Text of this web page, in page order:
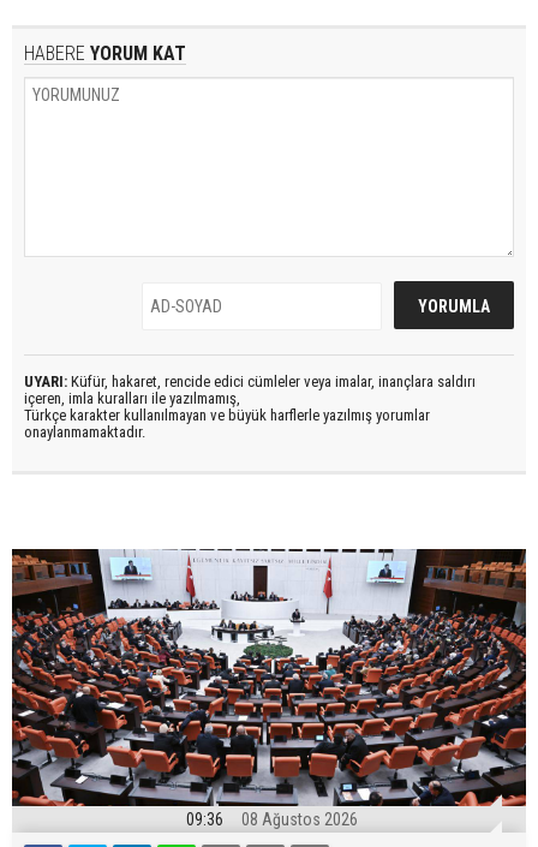
HABERE YORUM KAT
UYARI: Küfür, hakaret, rencide edici cümleler veya imalar, inançlara saldırı
içeren, imla kuralları ile yazılmamış,
Türkçe karakter kullanılmayan ve büyük harflerle yazılmış yorumlar
onaylanmamaktadır.
09:36 08 Ağustos 2026